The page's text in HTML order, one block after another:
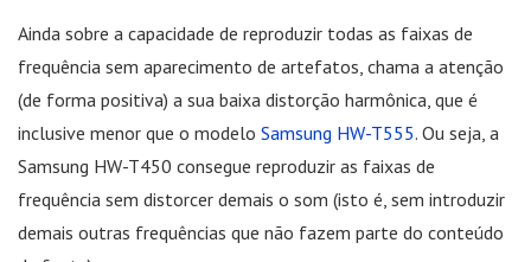
Ainda sobre a capacidade de reproduzir todas as faixas de
frequência sem aparecimento de artefatos, chama a atenção
(de forma positiva) a sua baixa distorção harmônica, que é
inclusive menor que o modelo Samsung HW-T555. Ou seja, a
Samsung HW-T450 consegue reproduzir as faixas de
frequência sem distorcer demais o som (isto é, sem introduzir
demais outras frequências que não fazem parte do conteúdo